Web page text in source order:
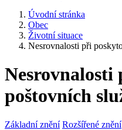
Úvodní stránka
Obec
Životní situace
Nesrovnalosti při
poštovních
Základní znění Rozšířené znění